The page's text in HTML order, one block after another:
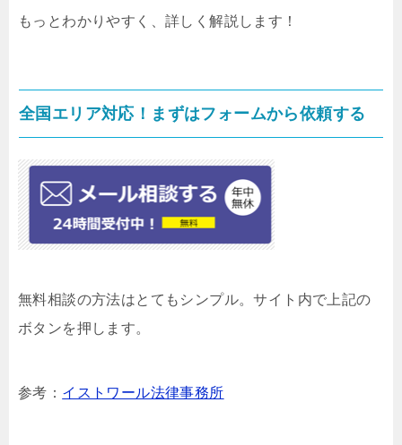
もっとわかりやすく、詳しく解説します！
全国エリア対応！まずはフォームから依頼する
無料相談の方法はとてもシンプル。サイト内で上記の
ボタンを押します。
参考： イストワール法律事務所